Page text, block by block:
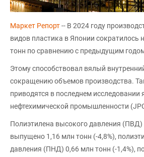
Маркет Репорт-- В 2024 году
видов пластика в Японии сократилось
тонн по сравнению с предыдущим
Этому способствовал вялый
сокращению объемов производства.
приводятся в последнем исследовании
нефтехимической промышленности
Полиэтилена высокого давления (ПВД)
выпущено 1,16 млн тонн (-4,8%),
давления (ПНД) 0,66 млн тонн (-1,4%),